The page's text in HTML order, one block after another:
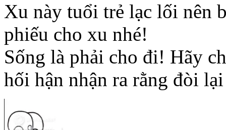
Xu này tuổi trẻ lạc lối nên
phiếu cho xu nhé!
Sống là phải cho đi! Hãy
hối hận nhận ra rằng đòi